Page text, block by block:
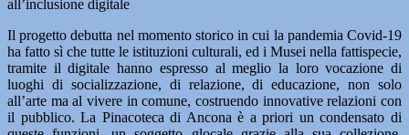
all’inclusione digitale
Il progetto debutta nel momento storico in cui la pandemia Covid-19
ha fatto sì che tutte le istituzioni culturali, ed i Musei nella fattispecie,
tramite il digitale hanno espresso al meglio la loro vocazione di
luoghi di socializzazione, di relazione, di educazione, non solo
all’arte ma al vivere in comune, costruendo innovative relazioni con
il pubblico. La Pinacoteca di Ancona è a priori un condensato di